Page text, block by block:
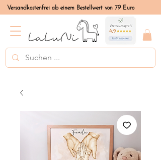
Versandkostenfrei ab einem Bestellwert von 79 Euro